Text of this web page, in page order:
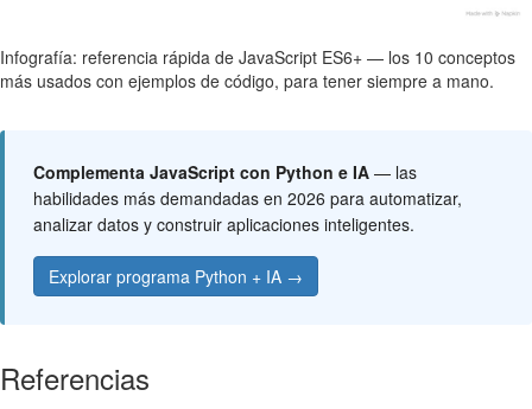
Infografía: referencia rápida de JavaScript ES6+ — los 10 conceptos
más usados con ejemplos de código, para tener siempre a mano.
Complementa JavaScript con Python e IA — las
habilidades más demandadas en 2026 para automatizar,
analizar datos y construir aplicaciones inteligentes.
Explorar programa Python + IA →
Referencias